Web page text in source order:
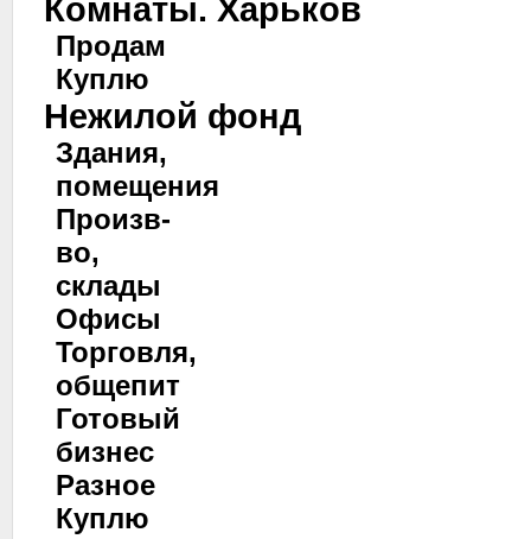
Комнаты. Харьков
Продам
Куплю
Нежилой фонд
Здания,
помещения
Произв-
во,
склады
Офисы
Торговля,
общепит
Готовый
бизнес
Разное
Куплю